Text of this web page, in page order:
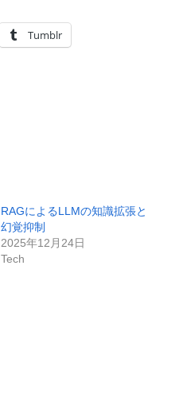
Tumblr
RAGによるLLMの知識拡張と
幻覚抑制
2025年12月24日
Tech